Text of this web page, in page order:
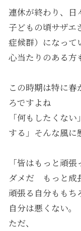
連休が終わり、日
子どもの頃サザエ
症候群）になって
心当たりのある方
この時期は特に
ろですよね
「何もしたくな
する」そんな風に
「皆はもっと頑
ダメだ もっと成
頑張る自分ももち
自分は悪くない。
ただ、